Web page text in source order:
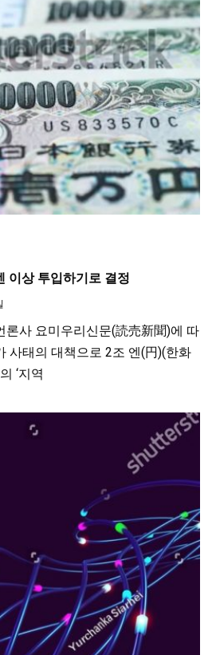
이상 투입하기로 결정
론사 요미우리신문(読売新聞)에 따
사태의 대책으로 2조 엔(円)(한화
‘지역